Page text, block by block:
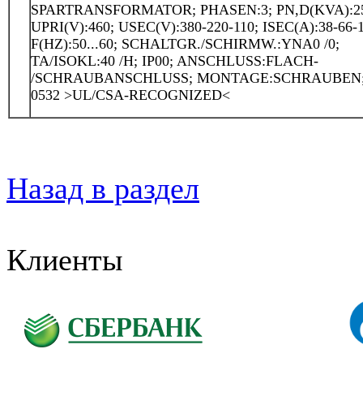
SPARTRANSFORMATOR; PHASEN:3;
UPRI(V):460; USEC(V):380-220-110; ISEC(A):38-66-
F(HZ):50...60; SCHALTGR./SCHIRMW.:YNA0 /0;
TA/ISOKL:40 /H; IP00; ANSCHLUSS:FLACH-
/SCHRAUBANSCHLUSS;
0532 >UL/CSA-RECOGNIZED<
Назад в раздел
Клиенты